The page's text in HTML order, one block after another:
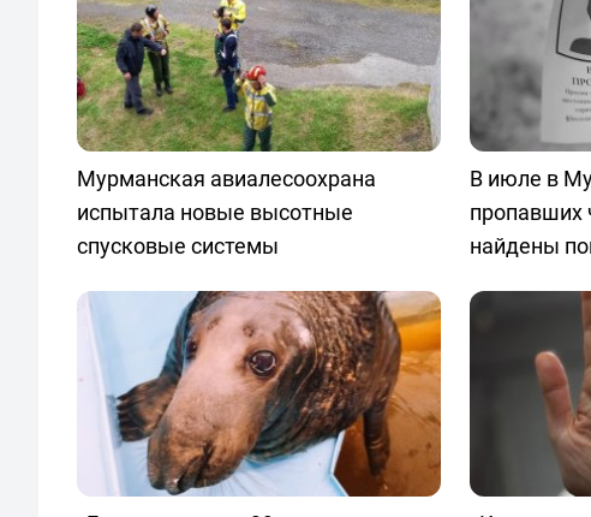
Мурманская авиалесоохрана
испытала новые высотные
спусковые системы
В июле в
пропавших
найдены